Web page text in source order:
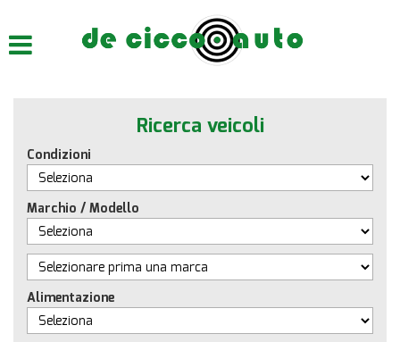
ACQUISTIAMO USATO
ASSISTENZA
CONTATTI
Ricerca veicoli
Condizioni
Marchio / Modello
Alimentazione